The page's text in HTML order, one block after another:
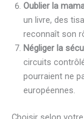
Oublier la
un livre, des
reconnaît son
Négliger la
circuits
pourraient ne
européennes.